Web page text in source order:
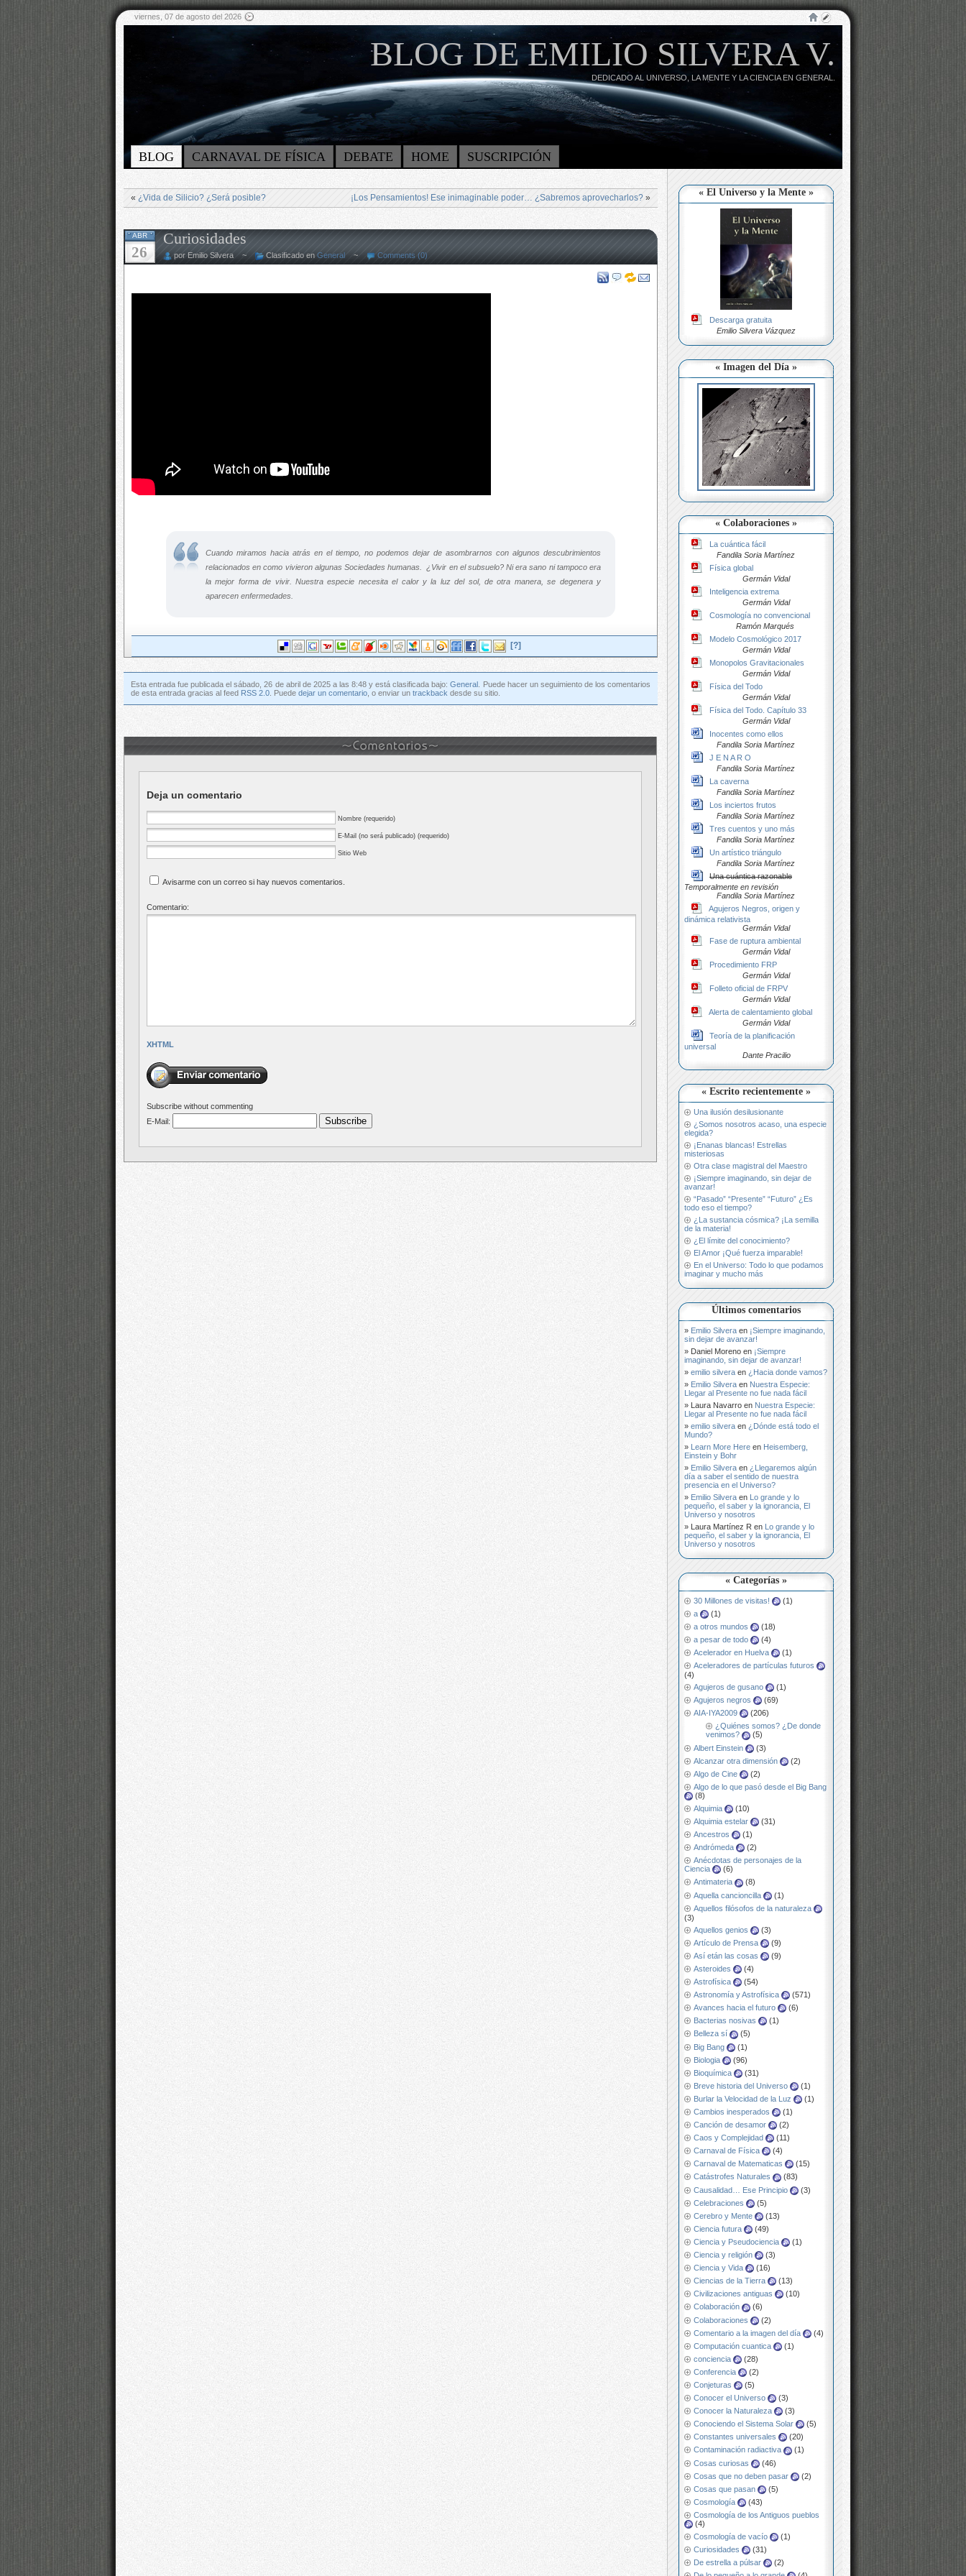
viernes, 07 de agosto del 2026
BLOG DE EMILIO SILVERA V.
DEDICADO AL UNIVERSO, LA MENTE Y LA CIENCIA EN GENERAL.
BLOG CARNAVAL DE FÍSICA DEBATE HOME SUSCRIPCIÓN
« El Universo y la Mente »
Descarga gratuita
Emilio Silvera Vázquez
« Imagen del Día »
« Colaboraciones »
La cuántica fácil
Fandila Soria Martínez
Física global
Germán Vidal
Inteligencia extrema
Germán Vidal
Cosmología no convencional
Ramón Marqués
Modelo Cosmológico 2017
Germán Vidal
Monopolos Gravitacionales
Germán Vidal
Física del Todo
Germán Vidal
Física del Todo. Capítulo 33
Germán Vidal
Inocentes como ellos
Fandila Soria Martínez
J E N A R O
Fandila Soria Martínez
La caverna
Fandila Soria Martínez
Los inciertos frutos
Fandila Soria Martínez
Tres cuentos y uno más
Fandila Soria Martínez
Un artístico triángulo
Fandila Soria Martínez
Una cuántica razonable
Temporalmente en revisión
Fandila Soria Martínez
Agujeros Negros, origen y
dinámica relativista
Germán Vidal
Fase de ruptura ambiental
Germán Vidal
Procedimiento FRP
Germán Vidal
Folleto oficial de FRPV
Germán Vidal
Alerta de calentamiento global
Germán Vidal
Teoría de la planificación
universal
Dante Pracilio
« Escrito recientemente »
Una ilusión desilusionante
¿Somos nosotros acaso, una especie
elegida?
¡Enanas blancas! Estrellas
misteriosas
Otra clase magistral del Maestro
¡Siempre imaginando, sin dejar de
avanzar!
“Pasado” “Presente” “Futuro” ¿Es
todo eso el tiempo?
¿La sustancia cósmica? ¡La semilla
de la materia!
¿El límite del conocimiento?
El Amor ¡Qué fuerza imparable!
En el Universo: Todo lo que podamos
imaginar y mucho más
Últimos comentarios
Emilio Silvera en ¡Siempre imaginando,
sin dejar de avanzar!
Daniel Moreno en ¡Siempre
imaginando, sin dejar de avanzar!
emilio silvera en ¿Hacia donde vamos?
Emilio Silvera en Nuestra Especie:
Llegar al Presente no fue nada fácil
Laura Navarro en Nuestra Especie:
Llegar al Presente no fue nada fácil
emilio silvera en ¿Dónde está todo el
Mundo?
Learn More Here en Heisemberg,
Einstein y Bohr
Emilio Silvera en ¿Llegaremos algún
día a saber el sentido de nuestra
presencia en el Universo?
Emilio Silvera en Lo grande y lo
pequeño, el saber y la ignorancia, El
Universo y nosotros
Laura Martínez R en Lo grande y lo
pequeño, el saber y la ignorancia, El
Universo y nosotros
« Categorías »
30 Millones de visitas!
(1)
a
(1)
a otros mundos
(18)
a pesar de todo
(4)
Acelerador en Huelva
(1)
Aceleradores de partículas futuros
(4)
Agujeros de gusano
(1)
Agujeros negros
(69)
AIA-IYA2009
(206)
¿Quiénes somos? ¿De donde
venimos?
(5)
Albert Einstein
(3)
Alcanzar otra dimensión
(2)
Algo de Cine
(2)
Algo de lo que pasó desde el Big Bang
(8)
Alquimia
(10)
Alquimia estelar
(31)
Ancestros
(1)
Andrómeda
(2)
Anécdotas de personajes de la
Ciencia
(6)
Antimateria
(8)
Aquella cancioncilla
(1)
Aquellos filósofos de la naturaleza
(3)
Aquellos genios
(3)
Artículo de Prensa
(9)
Así etán las cosas
(9)
Asteroides
(4)
Astrofísica
(54)
Astronomía y Astrofísica
(571)
Avances hacia el futuro
(6)
Bacterias nosivas
(1)
Belleza sí
(5)
Big Bang
(1)
Biologia
(96)
Bioquímica
(31)
Breve historia del Universo
(1)
Burlar la Velocidad de la Luz
(1)
Cambios inesperados
(1)
Canción de desamor
(2)
Caos y Complejidad
(11)
Carnaval de Física
(4)
Carnaval de Matematicas
(15)
Catástrofes Naturales
(83)
Causalidad… Ese Principio
(3)
Celebraciones
(5)
Cerebro y Mente
(13)
Ciencia futura
(49)
Ciencia y Pseudociencia
(1)
Ciencia y religión
(3)
Ciencia y Vida
(16)
Ciencias de la Tierra
(13)
Civilizaciones antiguas
(10)
Colaboración
(6)
Colaboraciones
(2)
Comentario a la imagen del día
(4)
Computación cuantica
(1)
conciencia
(28)
Conferencia
(2)
Conjeturas
(5)
Conocer el Universo
(3)
Conocer la Naturaleza
(3)
Conociendo el Sistema Solar
(5)
Constantes universales
(20)
Contaminación radiactiva
(1)
Cosas curiosas
(46)
Cosas que no deben pasar
(2)
Cosas que pasan
(5)
Cosmología
(43)
Cosmología de los Antiguos pueblos
(4)
Cosmología de vacío
(1)
Curiosidades
(31)
De estrella a púlsar
(2)
« ¿Vida de Silicio? ¿Será posible? ¡Los Pensamientos! Ese inimaginable poder… ¿Sabremos aprovecharlos? »
ABR
26
Curiosidades
por Emilio Silvera ~ Clasificado en General ~ Comments (0)
Cuando miramos hacia atrás en el tiempo, no podemos dejar de asombrarnos con algunos descubrimientos
relacionados en como vivieron algunas Sociedades humanas. ¿Vivir en el subsuelo? Ni era sano ni tampoco era
la mejor forma de vivir. Nuestra especie necesita el calor y la luz del sol, de otra manera, se degenera y
aparecen enfermedades.
[?]
Esta entrada fue publicada el sábado, 26 de abril de 2025 a las 8:48 y está clasificada bajo:General . Puede hacer un seguimiento de los comentarios
de esta entrada gracias al feed RSS 2.0 . Puede dejar un comentario , o enviar un trackback desde su sitio.
Deja un comentario
Nombre (requerido)
E-Mail (no será publicado) (requerido)
Sitio Web
Avisarme con un correo si hay nuevos comentarios.
Comentario:
XHTML
Subscribe without commenting
E-Mail: